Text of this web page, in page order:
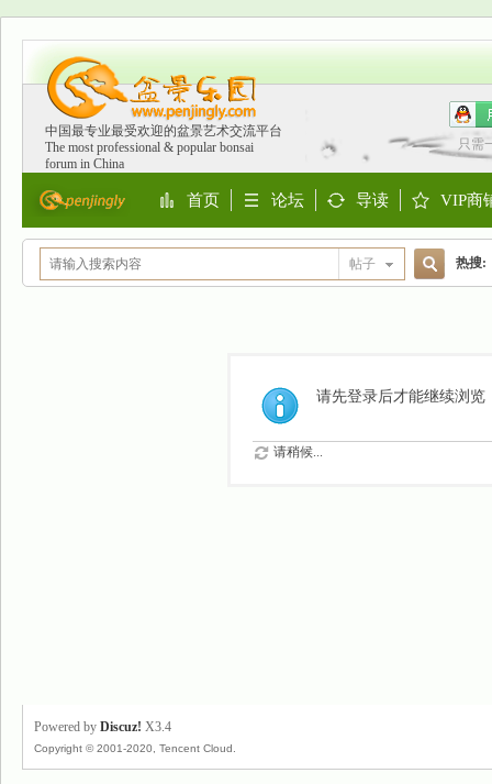
中国最专业最受欢迎的盆景艺术交流平台
The most professional & popular bonsai
forum in China
只需
首页 论坛 导读 VIP商
帖子
索
热搜:
请先登录后才能继续浏览
请稍候...
Powered by Discuz! X3.4
Copyright © 2001-2020, Tencent Cloud.